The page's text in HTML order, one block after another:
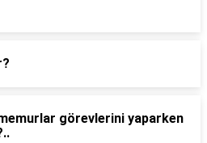
görevlerini yaparken